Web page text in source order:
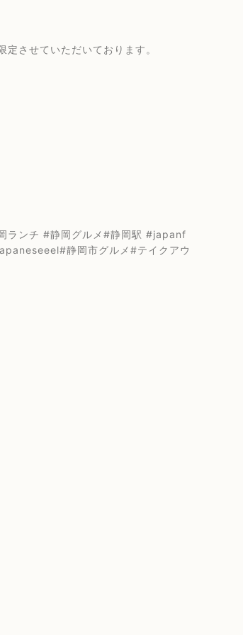
させていただいております。
ランチ #静岡グルメ#静岡駅 #japanf
静岡市グルメ#テイクアウ